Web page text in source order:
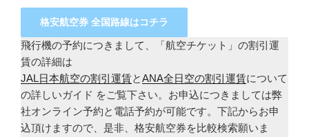
格安航空券 全国路線はコチラ
飛行機の予約につきまして、「航空チケット」の割引運
賃の詳細は
JAL日本航空の割引運賃とANA全日空の割引運賃について
の詳しいガイド をご覧下さい。お申込につきましては弊
社オンライン予約と電話予約が可能です。下記からお申
込頂けますので、是非、格安航空券を比較検索願いま